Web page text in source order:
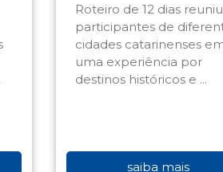
Roteiro de 12 dias reuniu
participantes de
cidades catarinenses
uma experiência por
destinos históricos e ...
saiba mais